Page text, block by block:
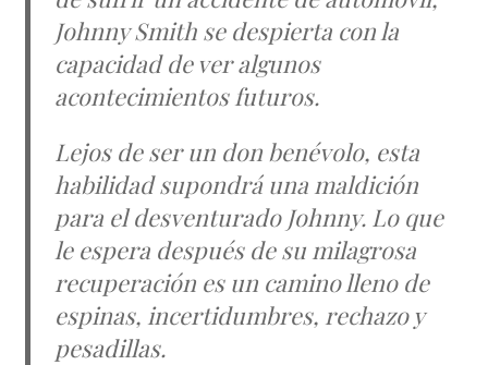
Johnny Smith se despierta con la
capacidad de ver algunos
acontecimientos futuros.
Lejos de ser un don benévolo, esta
habilidad supondrá una maldición
para el desventurado Johnny. Lo que
le espera después de su milagrosa
recuperación es un camino lleno de
espinas, incertidumbres, rechazo y
pesadillas.